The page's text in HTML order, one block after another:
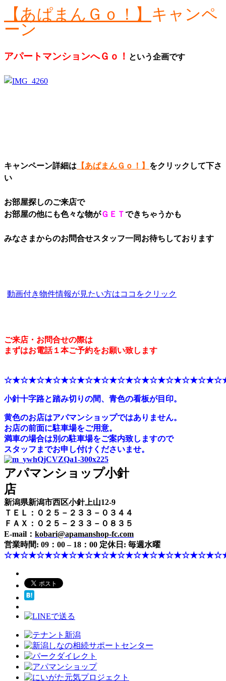
【あぱまんＧｏ！】 キャンペ
ーン
アパートマンションへＧｏ！ という企画です
キャンペーン詳細は 【あぱまんＧｏ！】 をクリックして下さ
い
お部屋探しのご来店で
お部屋の他にも色々な物がＧＥＴできちゃうかも
みなさまからのお問合せスタッフ一同お待ちしております
動画付き物件情報が見たい方はココをクリック
ご来店・お問合せの際は
まずはお電話１本ご予約をお願い致します
小針十字路と踏み切りの間、青色の看板が目印。
黄色のお店はアパマンショップではありません。
お店の前面に駐車場をご用意。
満車の場合は別の駐車場をご案内致しますので
スタッフまでお申し付けくださいませ。
アパマンショップ小針
店
新潟県新潟市西区小針上山12-9
ＴＥＬ：０２５－２３３－０３４４
ＦＡＸ：０２５－２３３－０８３５
E-mail： kobari@apamanshop-fc.com
営業時間: 09：00 – 18：00 定休日: 毎週水曜